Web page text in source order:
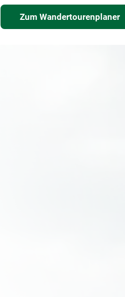
Zum Wandertourenplaner